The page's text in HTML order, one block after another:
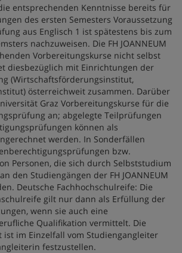
entsprechenden Kenntnisse bereits für
des ersten Semesters Voraussetzung
aus Englisch 1 ist spätestens bis zum
nachzuweisen. Die FH JOANNEUM
Vorbereitungskurse nicht selbst
diesbezüglich mit Einrichtungen der
(Wirtschaftsförderungsinstitut,
österreichweit zusammen. Darüber
Graz Vorbereitungskurse für die
an; abgelegte Teilprüfungen
können als
werden. In Sonderfällen
bzw.
Personen, die sich durch Selbststudium
den Studiengängen der FH JOANNEUM
Deutsche Fachhochschulreife: Die
gilt nur dann als Erfüllung der
wenn sie auch eine
Qualifikation vermittelt. Die
ist im Einzelfall vom Studiengangleiter
festzustellen.